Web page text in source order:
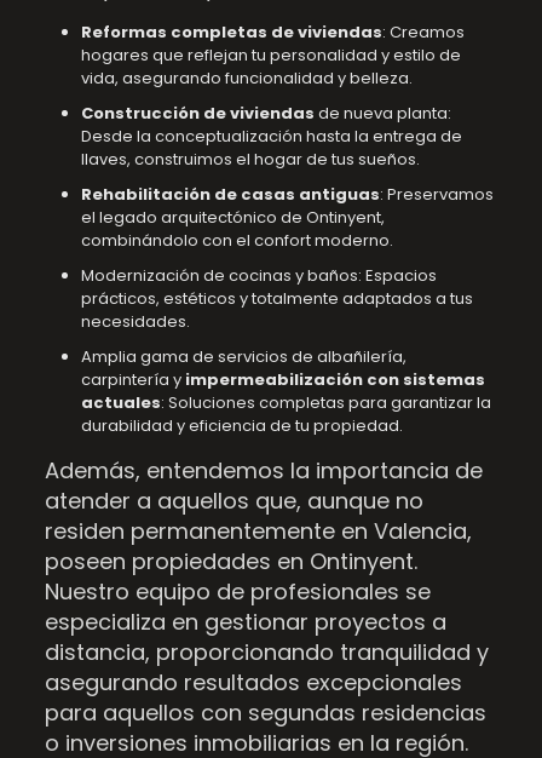
Reformas completas de viviendas: Creamos
hogares que reflejan tu personalidad y estilo de
vida, asegurando funcionalidad y belleza.
Construcción de viviendas de nueva planta:
Desde la conceptualización hasta la entrega de
llaves, construimos el hogar de tus sueños.
Rehabilitación de casas antiguas: Preservamos
el legado arquitectónico de Ontinyent,
combinándolo con el confort moderno.
Modernización de cocinas y baños: Espacios
prácticos, estéticos y totalmente adaptados a tus
necesidades.
Amplia gama de servicios de albañilería,
carpintería y impermeabilización con sistemas
actuales: Soluciones completas para garantizar la
durabilidad y eficiencia de tu propiedad.
Además, entendemos la importancia de
atender a aquellos que, aunque no
residen permanentemente en Valencia,
poseen propiedades en Ontinyent.
Nuestro equipo de profesionales se
especializa en gestionar proyectos a
distancia, proporcionando tranquilidad y
asegurando resultados excepcionales
para aquellos con segundas residencias
o inversiones inmobiliarias en la región.